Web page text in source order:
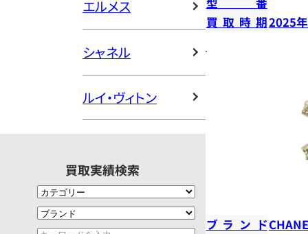
エルメス
シャネル
ルイ・ヴィトン
買取実績検索
買取時期2025
ブランド